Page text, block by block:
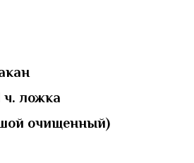
ч. ложка
очищенный)